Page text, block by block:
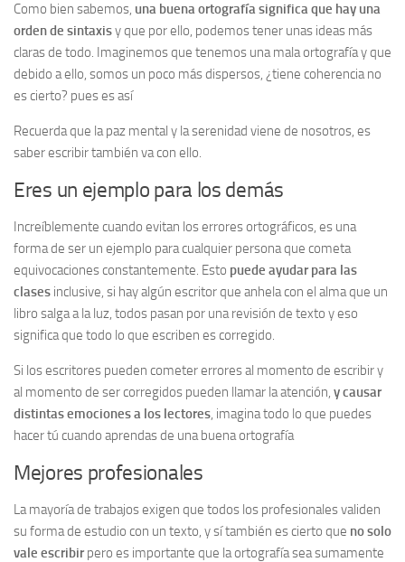
Como bien sabemos, una buena ortografía significa que hay una
orden de sintaxisy que por ello, podemos tener unas ideas más
claras de todo. Imaginemos que tenemos una mala ortografía y que
debido a ello, somos un poco más dispersos, ¿tiene coherencia no
es cierto? pues es así
Recuerda que la paz mental y la serenidad viene de nosotros, es
saber escribir también va con ello.
Eres un ejemplo para los demás
Increíblemente cuando evitan los errores ortográficos, es una
forma de ser un ejemplo para cualquier persona que cometa
equivocaciones constantemente. Esto puede ayudar para las
clases inclusive, si hay algún escritor que anhela con el alma que un
libro salga a la luz, todos pasan por una revisión de texto y eso
significa que todo lo que escriben es corregido.
Si los escritores pueden cometer errores al momento de escribir y
al momento de ser corregidos pueden llamar la atención, y causar
distintas emociones a los lectores, imagina todo lo que puedes
hacer tú cuando aprendas de una buena ortografía
Mejores profesionales
La mayoría de trabajos exigen que todos los profesionales validen
su forma de estudio con un texto, y sí también es cierto que no solo
vale escribirpero es importante que la ortografía sea sumamente